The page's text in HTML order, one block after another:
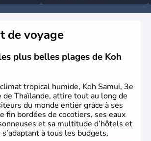
de voyage
plus belles plages de Koh
tropical humide, Koh Samui, 3e
de Thaïlande, attire tout au long de
du monde entier grâce à ses
fin bordées de cocotiers, ses eaux
et sa multitude d’hôtels et
à tous les budgets.